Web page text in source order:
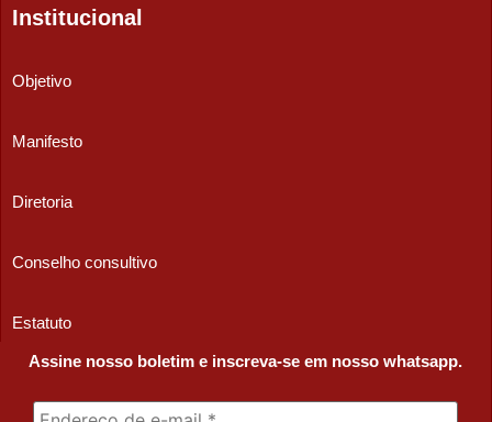
Institucional
Objetivo
Manifesto
Diretoria
Conselho consultivo
Estatuto
Assine nosso boletim e inscreva-se em nosso whatsapp.